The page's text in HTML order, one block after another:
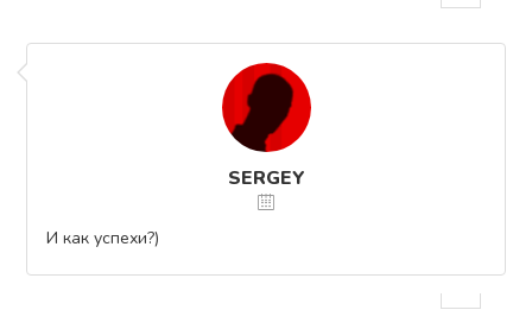
SERGEY
И как успехи?)